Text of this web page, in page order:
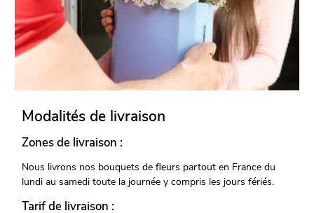
Modalités de livraison
Zones de livraison :
Nous livrons nos bouquets de fleurs partout en France du
lundi au samedi toute la journée y compris les jours fériés.
Tarif de livraison :